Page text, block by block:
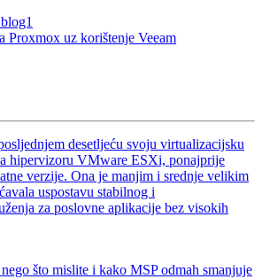
Proxmox uz korištenje Veeam
desetljeću svoju virtualizacijsku
hipervizoru VMware ESXi, ponajprije
verzije. Ona je manjim i srednje velikim
uspostavu stabilnog i
za poslovne aplikacije bez visokih
što mislite i kako MSP odmah smanjuje